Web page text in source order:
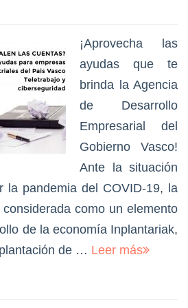
¡Aprovecha las
ayudas que te
brinda la Agencia
de Desarrollo
Empresarial del
Gobierno Vasco!
Ante la situación
la pandemia del COVID-19, la
como un elemento
de la economía Inplantariak,
de … Leer más